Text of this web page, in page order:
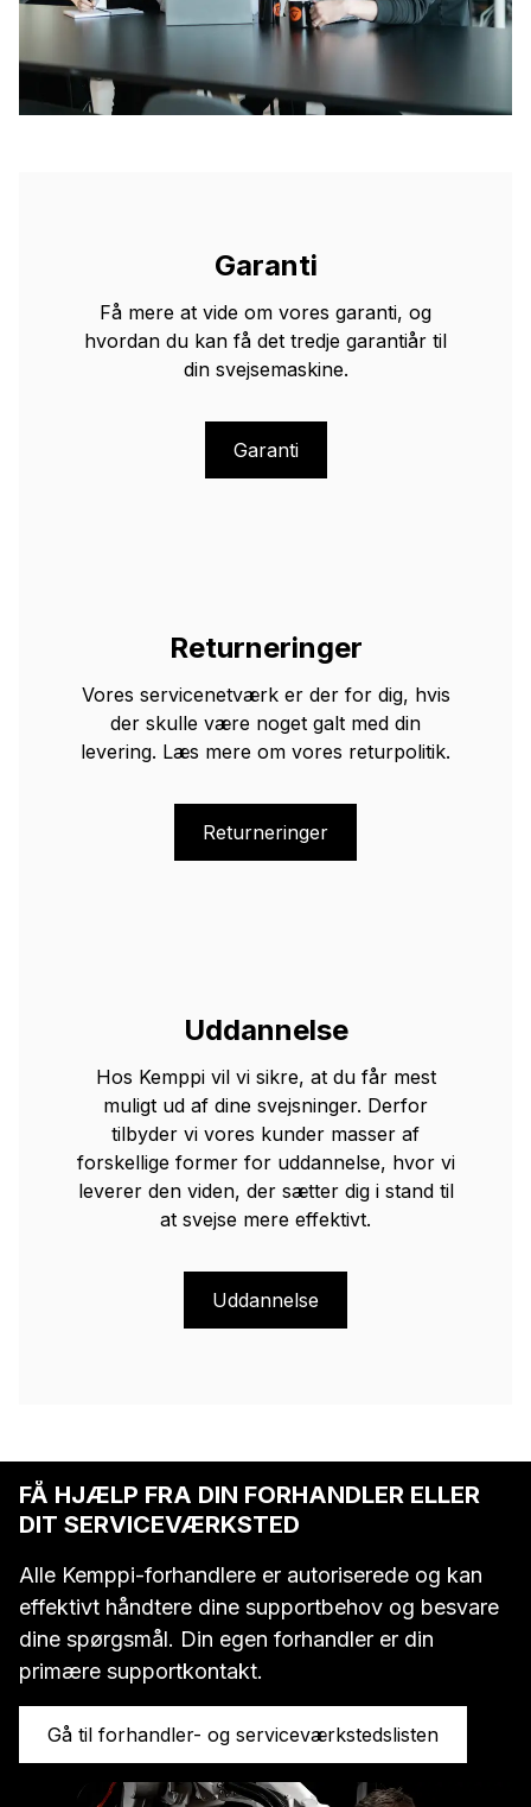
Garanti
Få mere at vide om vores garanti, og
hvordan du kan få det tredje garantiår til
din svejsemaskine.
Garanti
Returneringer
Vores servicenetværk er der for dig, hvis
der skulle være noget galt med din
levering. Læs mere om vores returpolitik.
Returneringer
Uddannelse
Hos Kemppi vil vi sikre, at du får mest
muligt ud af dine svejsninger. Derfor
tilbyder vi vores kunder masser af
forskellige former for uddannelse, hvor vi
leverer den viden, der sætter dig i stand til
at svejse mere effektivt.
Uddannelse
FÅ HJÆLP FRA DIN FORHANDLER ELLER
DIT SERVICEVÆRKSTED
Alle Kemppi-forhandlere er autoriserede og kan
effektivt håndtere dine supportbehov og besvare
dine spørgsmål. Din egen forhandler er din
primære supportkontakt.
Gå til forhandler- og serviceværkstedslisten